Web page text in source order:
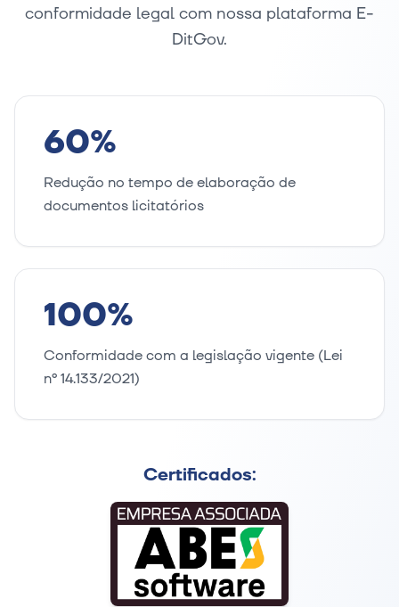
conformidade legal com nossa plataforma E-
DitGov.
60%
Redução no tempo de elaboração de
documentos licitatórios
100%
Conformidade com a legislação vigente (Lei
nº 14.133/2021)
Certificados: